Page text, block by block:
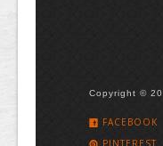
Copyright ©
FACEBOOK
PINTEREST